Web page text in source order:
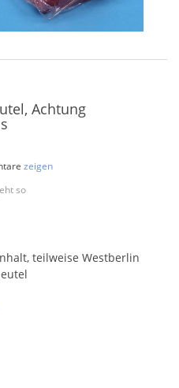
Achtung
so
zeigen
teilweise Westberlin